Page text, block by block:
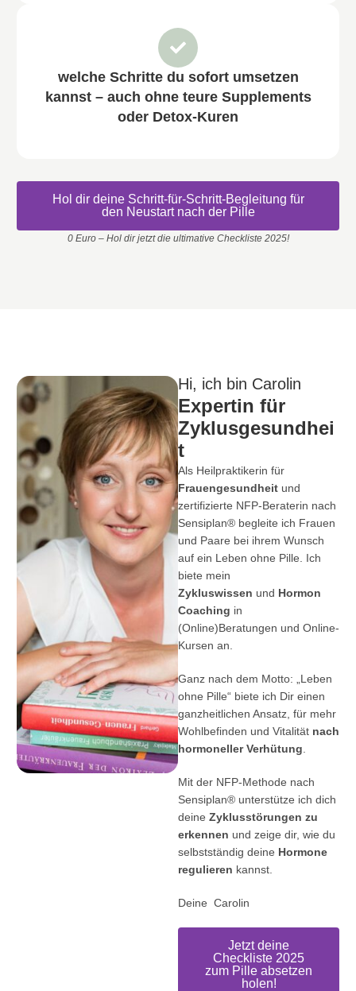
welche Schritte du sofort umsetzen
kannst – auch ohne teure Supplements
oder Detox-Kuren
Hol dir deine Schritt-für-Schritt-Begleitung für
den Neustart nach der Pille
0 Euro – Hol dir jetzt die ultimative Checkliste 2025!
Hi, ich bin Carolin
Expertin für
Zyklusgesundhei
t
Als Heilpraktikerin für
Frauengesundheit und
zertifizierte NFP-Beraterin nach
Sensiplan® begleite ich Frauen
und Paare bei ihrem Wunsch
auf ein Leben ohne Pille. Ich
biete mein
Zykluswissen und Hormon
Coaching in
(Online)Beratungen und Online-
Kursen an.
Ganz nach dem Motto: „Leben
ohne Pille“ biete ich Dir einen
ganzheitlichen Ansatz, für mehr
Wohlbefinden und Vitalität nach
hormoneller Verhütung
Mit der NFP-Methode nach
Sensiplan® unterstütze ich dich
deine Zyklusstörungen zu
erkennen und zeige dir, wie du
selbstständig deine Hormone
regulieren kannst.
Deine Carolin
Jetzt deine
Checkliste 2025
zum Pille absetzen
holen!